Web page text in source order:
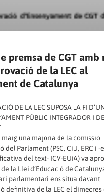
premsa de CGT amb
de la LEC al
de Catalunya
DE LA LEC SUPOSA LA FI
PÚBLIC INTEGRADOR I DE
maig una majoria de la comissió
del Parlament (PSC, CiU, ERC i -
del text- ICV-EUiA) va
la Llei d’Educació de
parlamentari ens situa davant
definitiva de la LEC el dimecres